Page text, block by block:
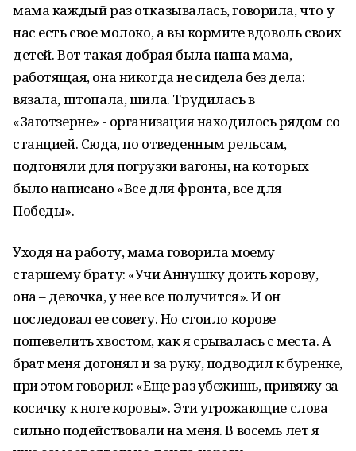
мама каждый раз отказывалась, говорила, что у
нас есть свое молоко, а вы кормите вдоволь своих
детей. Вот такая добрая была наша мама,
работящая, она никогда не сидела без дела:
вязала, штопала, шила. Трудилась в
«Заготзерне» - организация находилось рядом со
станцией. Сюда, по отведенным рельсам,
подгоняли для погрузки вагоны, на которых
было написано «Все для фронта, все для
Победы».
Уходя на работу, мама говорила моему
старшему брату: «Учи Аннушку доить корову,
она – девочка, у нее все получится». И он
последовал ее совету. Но стоило корове
пошевелить хвостом, как я срывалась с места. А
брат меня догонял и за руку, подводил к буренке,
при этом говорил: «Еще раз убежишь, привяжу за
косичку к ноге коровы». Эти угрожающие слова
сильно подействовали на меня. В восемь лет я